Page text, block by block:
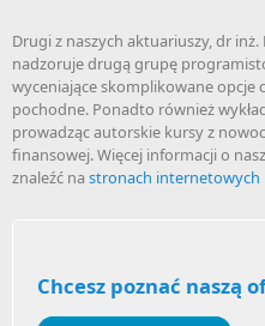
Drugi z naszych aktuariuszy, dr inż.
nadzoruje drugą grupę
wyceniające skomplikowane
pochodne. Ponadto również
prowadząc autorskie kursy z
finansowej. Więcej informacji o
znaleźć na stronach internetowych
Chcesz poznać naszą